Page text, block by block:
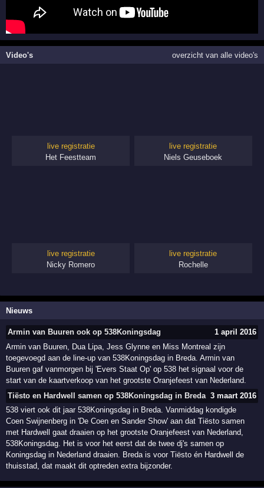
Video's overzicht van alle video's
live registratie
Het Feestteam
live registratie
Niels Geuseboek
live registratie
Nicky Romero
live registratie
Rochelle
Nieuws
Armin van Buuren ook op 538Koningsdag
1 april 2016
Armin van Buuren, Dua Lipa, Jess Glynne en Miss Montreal zijn
toegevoegd aan de line-up van 538Koningsdag in Breda. Armin van
Buuren gaf vanmorgen bij 'Evers Staat Op' op 538 het signaal voor de
start van de kaartverkoop van het grootste Oranjefeest van Nederland.
Tiësto en Hardwell samen op 538Koningsdag in Breda 3 maart 2016
538 viert ook dit jaar 538Koningsdag in Breda. Vanmiddag kondigde
Coen Swijnenberg in 'De Coen en Sander Show' aan dat Tiësto samen
met Hardwell gaat draaien op het grootste Oranjefeest van Nederland,
538Koningsdag. Het is voor het eerst dat de twee dj's samen op
Koningsdag in Nederland draaien. Breda is voor Tiësto én Hardwell de
thuisstad, dat maakt dit optreden extra bijzonder.